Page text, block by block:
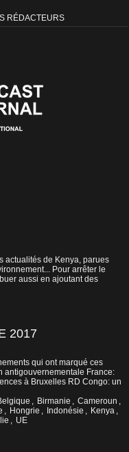
RÉDACTEURS
actualités de Kenya, parues
Pour arrêter le
aussi en ajoutant des
2017
qui ont marqué ces
antigouvernementale France:
à Bruxelles RD Congo: un
, Birmanie , Cameroun ,
, Hongrie , Indonésie , Kenya ,
, UE